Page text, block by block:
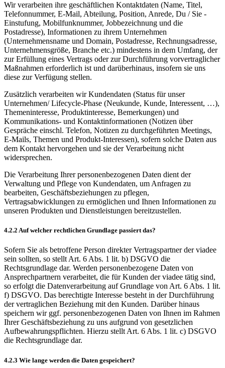
Wir verarbeiten ihre geschäftlichen Kontaktdaten (Name, Titel,
Telefonnummer, E-Mail, Abteilung, Position, Anrede, Du / Sie -
Einstufung, Mobilfunknummer, Jobbezeichnung und die
Postadresse), Informationen zu ihrem Unternehmen
(Unternehmensname und Domain, Postadresse, Rechnungsadresse,
Unternehmensgröße, Branche etc.) mindestens in dem Umfang, der
zur Erfüllung eines Vertrags oder zur Durchführung vorvertraglicher
Maßnahmen erforderlich ist und darüberhinaus, insofern sie uns
diese zur Verfügung stellen.
Zusätzlich verarbeiten wir Kundendaten (Status für unser
Unternehmen/ Lifecycle-Phase (Neukunde, Kunde, Interessent, …),
Themeninteresse, Produktinteresse, Bemerkungen) und
Kommunikations- und Kontaktinformationen (Notizen über
Gespräche einschl. Telefon, Notizen zu durchgeführten Meetings,
E-Mails, Themen und Produkt-Interessen), sofern solche Daten aus
dem Kontakt hervorgehen und sie der Verarbeitung nicht
widersprechen.
Die Verarbeitung Ihrer personenbezogenen Daten dient der
Verwaltung und Pflege von Kundendaten, um Anfragen zu
bearbeiten, Geschäftsbeziehungen zu pflegen,
Vertragsabwicklungen zu ermöglichen und Ihnen Informationen zu
unseren Produkten und Dienstleistungen bereitzustellen.
4.2.2 Auf welcher rechtlichen Grundlage passiert das?
Sofern Sie als betroffene Person direkter Vertragspartner der viadee
sein sollten, so stellt Art. 6 Abs. 1 lit. b) DSGVO die
Rechtsgrundlage dar. Werden personenbezogene Daten von
Ansprechpartnern verarbeitet, die für Kunden der viadee tätig sind,
so erfolgt die Datenverarbeitung auf Grundlage von Art. 6 Abs. 1 lit.
f) DSGVO. Das berechtigte Interesse besteht in der Durchführung
der vertraglichen Beziehung mit den Kunden. Darüber hinaus
speichern wir ggf. personenbezogenen Daten von Ihnen im Rahmen
Ihrer Geschäftsbeziehung zu uns aufgrund von gesetzlichen
Aufbewahrungspflichten. Hierzu stellt Art. 6 Abs. 1 lit. c) DSGVO
die Rechtsgrundlage dar.
4.2.3 Wie lange werden die Daten gespeichert?